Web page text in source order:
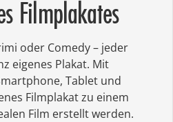
Filmplakates
oder Comedy – jeder
eigenes Plakat. Mit
Tablet und
Filmplakat zu einem
Film erstellt werden.